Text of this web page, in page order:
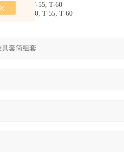
45, T-50, T-55, T-60
T-45, T-50, T-55, T-60